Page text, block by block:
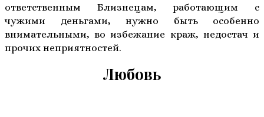
ответственным Близнецам, работающим с
чужими деньгами, нужно быть особенно
внимательными, во избежание краж, недостач и
прочих неприятностей.
Любовь